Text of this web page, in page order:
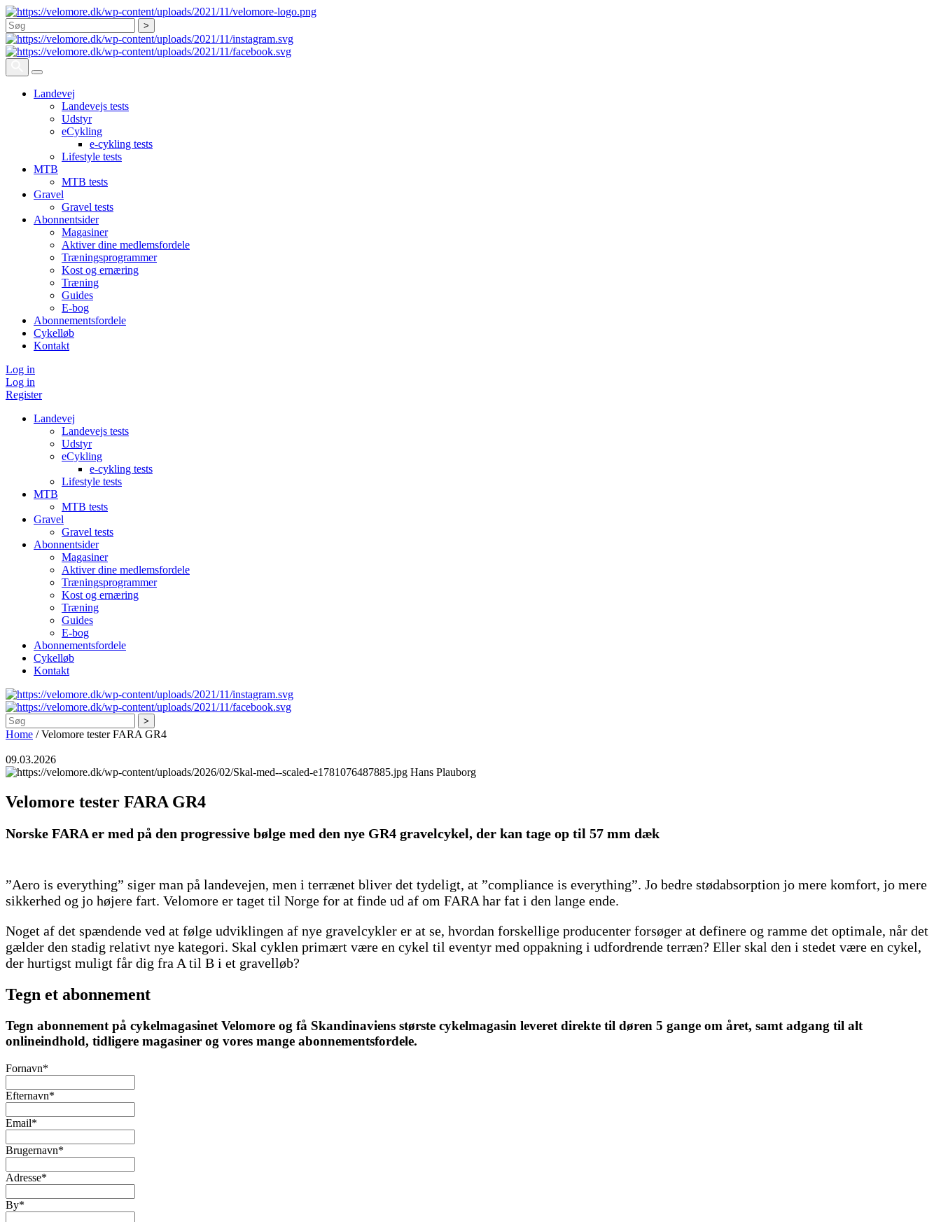
Søg
Landevej
Landevejs tests
Udstyr
eCykling
e-cykling tests
Lifestyle tests
MTB
MTB tests
Gravel
Gravel tests
Abonnentsider
Magasiner
Aktiver dine medlemsfordele
Træningsprogrammer
Kost og ernæring
Træning
Guides
E-bog
Abonnementsfordele
Cykelløb
Kontakt
Log in
Log in
Register
Landevej
Landevejs tests
Udstyr
eCykling
e-cykling tests
Lifestyle tests
MTB
MTB tests
Gravel
Gravel tests
Abonnentsider
Magasiner
Aktiver dine medlemsfordele
Træningsprogrammer
Kost og ernæring
Træning
Guides
E-bog
Abonnementsfordele
Cykelløb
Kontakt
Søg
Home /Velomore tester FARA GR4
09.03.2026
Hans Plauborg
Velomore tester FARA GR4
Norske FARA er med på den progressive bølge med den nye GR4 gravelcykel, der kan tage op til 57 mm dæk
”Aero is everything” siger man på landevejen, men i terrænet bliver det tydeligt, at ”compliance is everything”. Jo bedre stødabsorption jo mere komfort, jo mere
sikkerhed og jo højere fart. Velomore er taget til Norge for at finde ud af om FARA har fat i den lange ende.
Noget af det spændende ved at følge udviklingen af nye gravelcykler er at se, hvordan forskellige producenter forsøger at definere og ramme det optimale, når det
gælder den stadig relativt nye kategori. Skal cyklen primært være en cykel til eventyr med oppakning i udfordrende terræn? Eller skal den i stedet være en cykel,
der hurtigst muligt får dig fra A til B i et gravelløb?
Tegn et abonnement
Tegn abonnement på cykelmagasinet Velomore og få Skandinaviens største cykelmagasin leveret direkte til døren 5 gange om året, samt adgang til alt
onlineindhold, tidligere magasiner og vores mange abonnementsfordele.
Fornavn*
Efternavn*
Email*
Brugernavn*
Adresse*
By*